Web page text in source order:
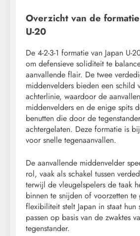
Overzicht van de
U-20
De 4-2-3-1 formatie van Japan U-
om defensieve soliditeit te
aanvallende flair. De twee
middenvelders bieden een schild
achterlinie, waardoor de
middenvelders en de enige spits
benutten die door de
achtergelaten. Deze formatie is
voor snelle tegenaanvallen.
De aanvallende middenvelder
rol, vaak als schakel tussen
terwijl de vleugelspelers de taak
binnen te snijden of voorzetten te
flexibiliteit stelt Japan in staat hun
passen op basis van de zwaktes
tegenstander.